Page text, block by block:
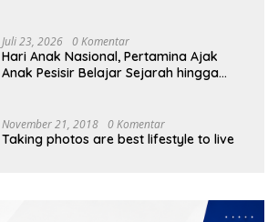
Juli 23, 2026 0 Komentar
Hari Anak Nasional, Pertamina Ajak
Anak Pesisir Belajar Sejarah hingga
November 21, 2018 0 Komentar
Taking photos are best lifestyle to live